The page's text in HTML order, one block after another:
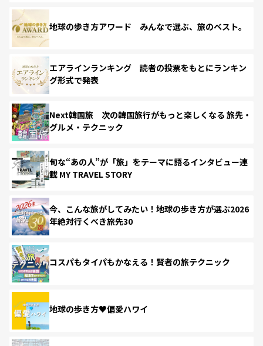
地球の歩き方アワード みんなで選ぶ、旅のベスト。
エアラインランキング 読者の投票をもとにランキン
グ形式で発表
Next韓国旅 次の韓国旅行がもっと楽しくなる 旅先・
グルメ・テクニック
旬な“あの人”が「旅」をテーマに語るインタビュー連
載 MY TRAVEL STORY
今、こんな旅がしてみたい！地球の歩き方が選ぶ2026
年絶対行くべき旅先30
コスパもタイパもかなえる！賢者の旅テクニック
地球の歩き方♥偏愛ハワイ